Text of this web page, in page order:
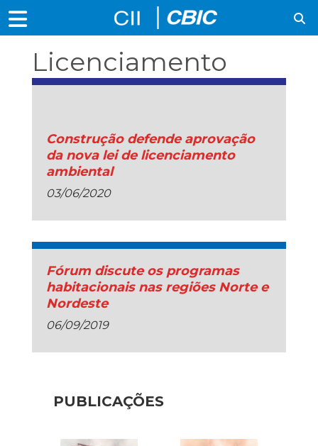
Licenciamento
Ambiental
Construção defende aprovação
da nova lei de licenciamento
ambiental
03/06/2020
Fórum discute os programas
habitacionais nas regiões Norte e
Nordeste
06/09/2019
PUBLICAÇÕES